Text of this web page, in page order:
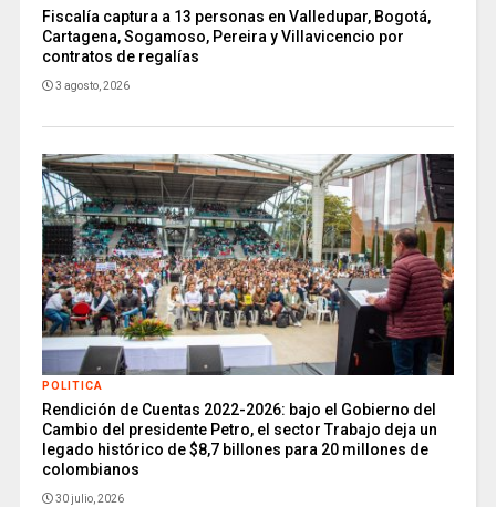
Fiscalía captura a 13 personas en Valledupar, Bogotá,
Cartagena, Sogamoso, Pereira y Villavicencio por
contratos de regalías
3 agosto, 2026
POLITICA
Rendición de Cuentas 2022-2026: bajo el Gobierno del
Cambio del presidente Petro, el sector Trabajo deja un
legado histórico de $8,7 billones para 20 millones de
colombianos
30 julio, 2026